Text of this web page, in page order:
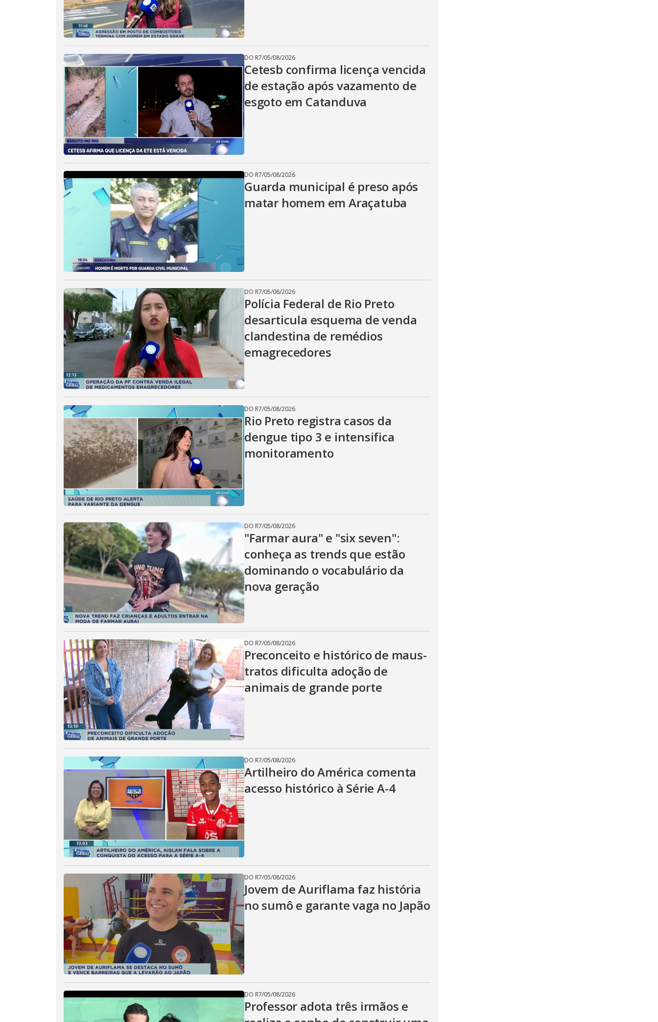
DO R7/05/08/2026
Cetesb confirma licença vencida
de estação após vazamento de
esgoto em Catanduva
DO R7/05/08/2026
Guarda municipal é preso após
matar homem em Araçatuba
DO R7/05/08/2026
Polícia Federal de Rio Preto
desarticula esquema de venda
clandestina de remédios
emagrecedores
DO R7/05/08/2026
Rio Preto registra casos da
dengue tipo 3 e intensifica
monitoramento
DO R7/05/08/2026
"Farmar aura" e "six seven":
conheça as trends que estão
dominando o vocabulário da
nova geração
DO R7/05/08/2026
Preconceito e histórico de maus-
tratos dificulta adoção de
animais de grande porte
DO R7/05/08/2026
Artilheiro do América comenta
acesso histórico à Série A-4
DO R7/05/08/2026
Jovem de Auriflama faz história
no sumô e garante vaga no Japão
DO R7/05/08/2026
Professor adota três irmãos e